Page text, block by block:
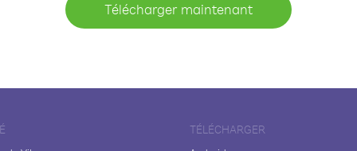
Télécharger maintenant
TÉLÉCHARGER